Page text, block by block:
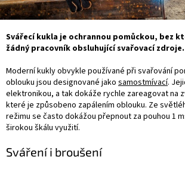
Svářecí kukla je ochrannou pomůckou, bez
žádný pracovník obsluhující svařovací zdroje.
Moderní kukly obvykle používané při svařování
oblouku jsou designované jako samostmívací.
elektronikou, a tak dokáže rychle zareagovat na
které je způsobeno zapálením oblouku. Ze
režimu se často dokážou přepnout za pouhou 1
širokou škálu využití.
Sváření i broušení